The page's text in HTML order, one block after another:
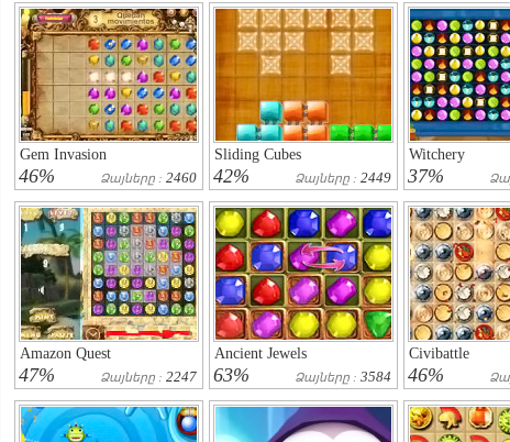
Gem Invasion
46% Ձայները : 2460
Sliding Cubes
42% Ձայները : 2449
Witchery
37%
Amazon Quest
47% Ձայները : 2247
Ancient Jewels
63% Ձայները : 3584
Civibattle
46%